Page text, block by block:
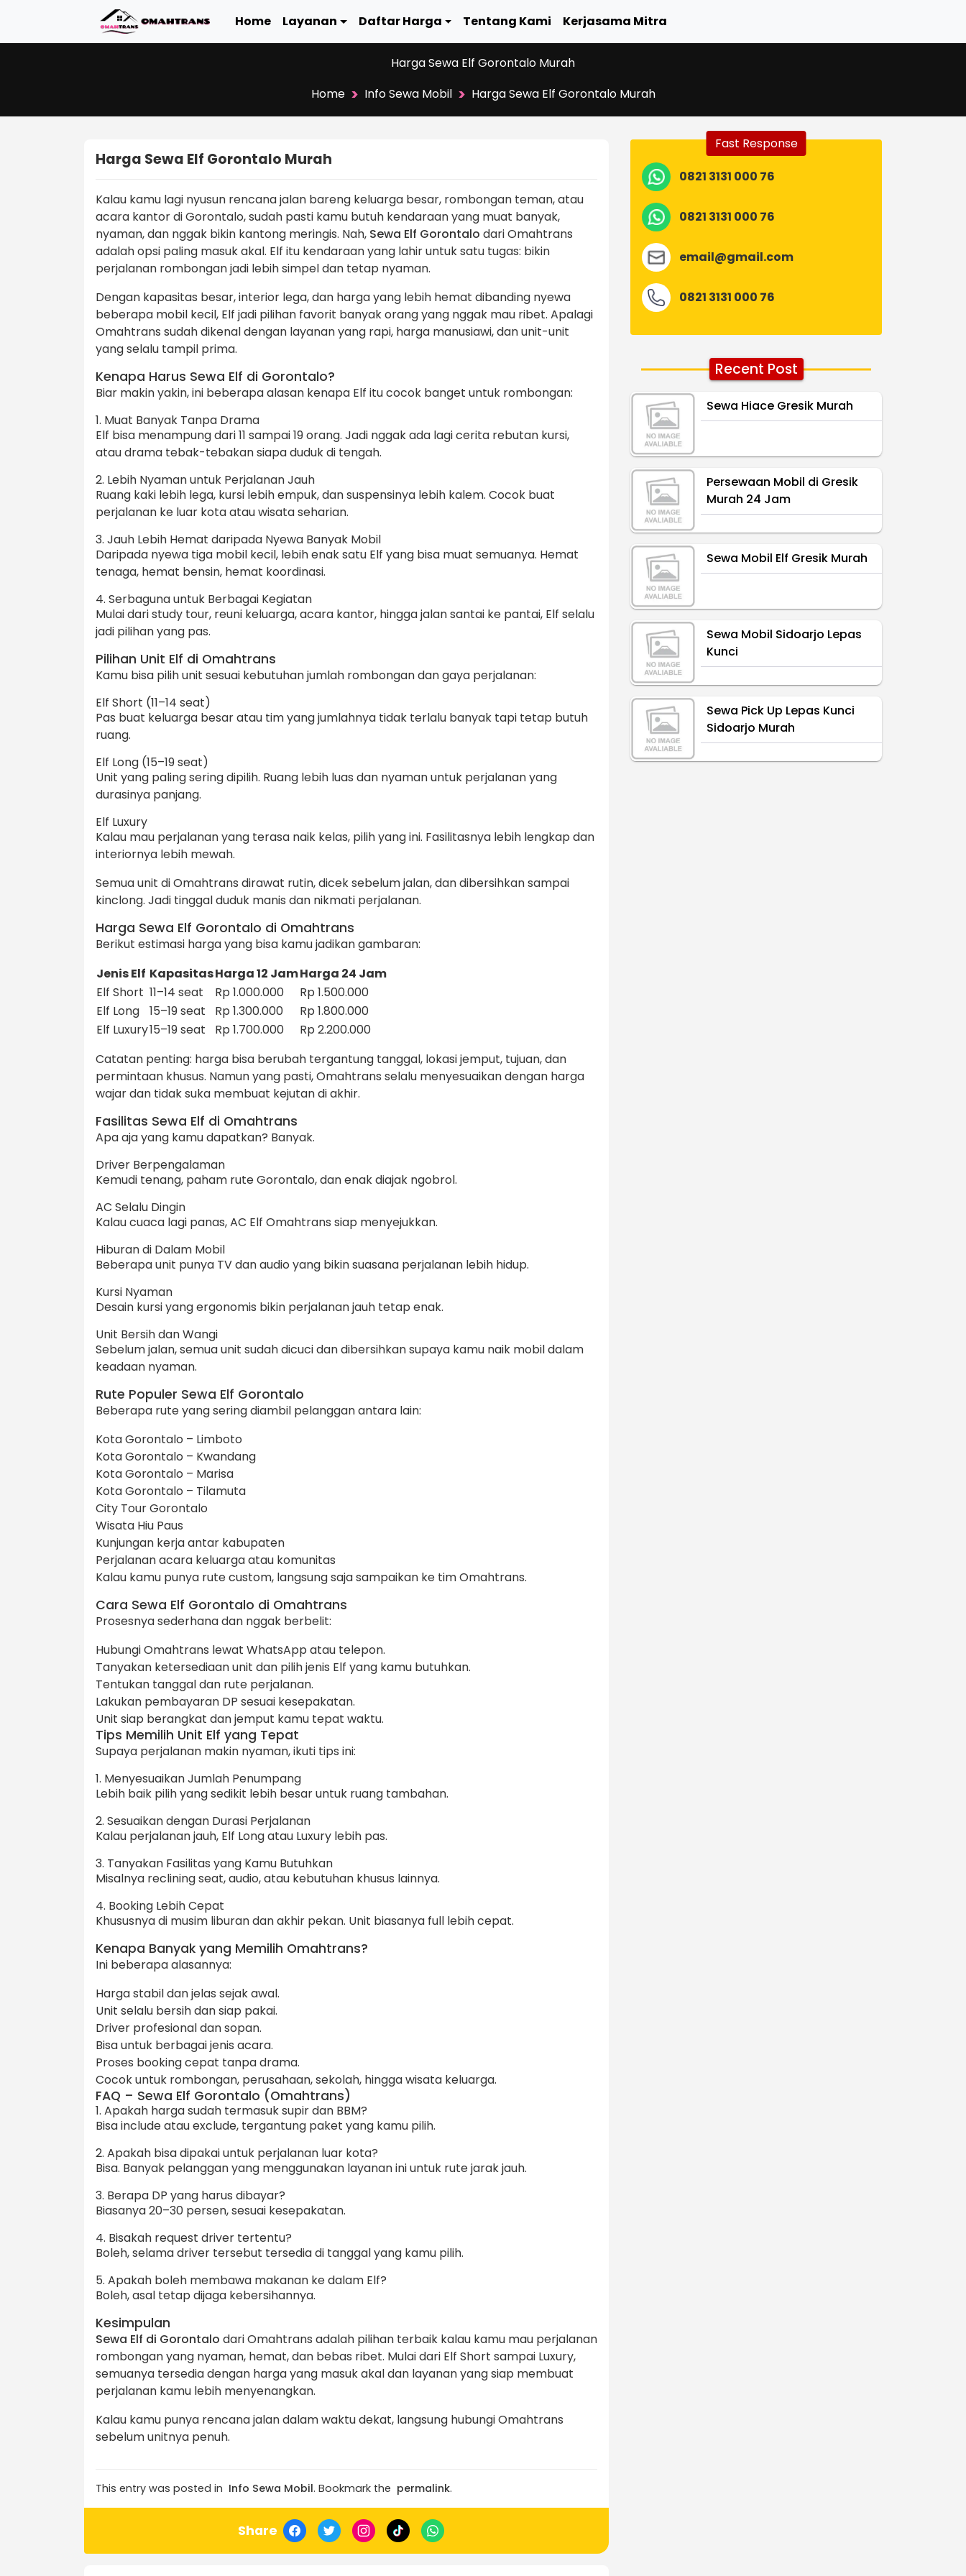
Home Layanan Daftar Harga Tentang Kami Kerjasama Mitra
Harga Sewa Elf Gorontalo Murah
Home > Info Sewa Mobil > Harga Sewa Elf Gorontalo Murah
Harga Sewa Elf Gorontalo Murah
Kalau kamu lagi nyusun rencana jalan bareng keluarga besar, rombongan teman, atau
acara kantor di Gorontalo, sudah pasti kamu butuh kendaraan yang muat banyak,
nyaman, dan nggak bikin kantong meringis. Nah, Sewa Elf Gorontalo dari Omahtrans
adalah opsi paling masuk akal. Elf itu kendaraan yang lahir untuk satu tugas: bikin
perjalanan rombongan jadi lebih simpel dan tetap nyaman.
Dengan kapasitas besar, interior lega, dan harga yang lebih hemat dibanding nyewa
beberapa mobil kecil, Elf jadi pilihan favorit banyak orang yang nggak mau ribet. Apalagi
Omahtrans sudah dikenal dengan layanan yang rapi, harga manusiawi, dan unit-unit
yang selalu tampil prima.
Kenapa Harus Sewa Elf di Gorontalo?
Biar makin yakin, ini beberapa alasan kenapa Elf itu cocok banget untuk rombongan:
1. Muat Banyak Tanpa Drama
Elf bisa menampung dari 11 sampai 19 orang. Jadi nggak ada lagi cerita rebutan kursi,
atau drama tebak-tebakan siapa duduk di tengah.
2. Lebih Nyaman untuk Perjalanan Jauh
Ruang kaki lebih lega, kursi lebih empuk, dan suspensinya lebih kalem. Cocok buat
perjalanan ke luar kota atau wisata seharian.
3. Jauh Lebih Hemat daripada Nyewa Banyak Mobil
Daripada nyewa tiga mobil kecil, lebih enak satu Elf yang bisa muat semuanya. Hemat
tenaga, hemat bensin, hemat koordinasi.
4. Serbaguna untuk Berbagai Kegiatan
Mulai dari study tour, reuni keluarga, acara kantor, hingga jalan santai ke pantai, Elf selalu
jadi pilihan yang pas.
Pilihan Unit Elf di Omahtrans
Kamu bisa pilih unit sesuai kebutuhan jumlah rombongan dan gaya perjalanan:
Elf Short (11–14 seat)
Pas buat keluarga besar atau tim yang jumlahnya tidak terlalu banyak tapi tetap butuh
ruang.
Elf Long (15–19 seat)
Unit yang paling sering dipilih. Ruang lebih luas dan nyaman untuk perjalanan yang
durasinya panjang.
Elf Luxury
Kalau mau perjalanan yang terasa naik kelas, pilih yang ini. Fasilitasnya lebih lengkap dan
interiornya lebih mewah.
Semua unit di Omahtrans dirawat rutin, dicek sebelum jalan, dan dibersihkan sampai
kinclong. Jadi tinggal duduk manis dan nikmati perjalanan.
Harga Sewa Elf Gorontalo di Omahtrans
Berikut estimasi harga yang bisa kamu jadikan gambaran:
Jenis Elf KapasitasHarga 12 JamHarga 24 Jam
Elf Short 11–14 seat Rp 1.000.000
Rp 1.500.000
Elf Long
15–19 seat Rp 1.300.000
Rp 1.800.000
Elf Luxury15–19 seat Rp 1.700.000
Rp 2.200.000
Catatan penting: harga bisa berubah tergantung tanggal, lokasi jemput, tujuan, dan
permintaan khusus. Namun yang pasti, Omahtrans selalu menyesuaikan dengan harga
wajar dan tidak suka membuat kejutan di akhir.
Fasilitas Sewa Elf di Omahtrans
Apa aja yang kamu dapatkan? Banyak.
Driver Berpengalaman
Kemudi tenang, paham rute Gorontalo, dan enak diajak ngobrol.
AC Selalu Dingin
Kalau cuaca lagi panas, AC Elf Omahtrans siap menyejukkan.
Hiburan di Dalam Mobil
Beberapa unit punya TV dan audio yang bikin suasana perjalanan lebih hidup.
Kursi Nyaman
Desain kursi yang ergonomis bikin perjalanan jauh tetap enak.
Unit Bersih dan Wangi
Sebelum jalan, semua unit sudah dicuci dan dibersihkan supaya kamu naik mobil dalam
keadaan nyaman.
Rute Populer Sewa Elf Gorontalo
Beberapa rute yang sering diambil pelanggan antara lain:
Kota Gorontalo – Limboto
Kota Gorontalo – Kwandang
Kota Gorontalo – Marisa
Kota Gorontalo – Tilamuta
City Tour Gorontalo
Wisata Hiu Paus
Kunjungan kerja antar kabupaten
Perjalanan acara keluarga atau komunitas
Kalau kamu punya rute custom, langsung saja sampaikan ke tim Omahtrans.
Cara Sewa Elf Gorontalo di Omahtrans
Prosesnya sederhana dan nggak berbelit:
Hubungi Omahtrans lewat WhatsApp atau telepon.
Tanyakan ketersediaan unit dan pilih jenis Elf yang kamu butuhkan.
Tentukan tanggal dan rute perjalanan.
Lakukan pembayaran DP sesuai kesepakatan.
Unit siap berangkat dan jemput kamu tepat waktu.
Tips Memilih Unit Elf yang Tepat
Supaya perjalanan makin nyaman, ikuti tips ini:
1. Menyesuaikan Jumlah Penumpang
Lebih baik pilih yang sedikit lebih besar untuk ruang tambahan.
2. Sesuaikan dengan Durasi Perjalanan
Kalau perjalanan jauh, Elf Long atau Luxury lebih pas.
3. Tanyakan Fasilitas yang Kamu Butuhkan
Misalnya reclining seat, audio, atau kebutuhan khusus lainnya.
4. Booking Lebih Cepat
Khususnya di musim liburan dan akhir pekan. Unit biasanya full lebih cepat.
Kenapa Banyak yang Memilih Omahtrans?
Ini beberapa alasannya:
Harga stabil dan jelas sejak awal.
Unit selalu bersih dan siap pakai.
Driver profesional dan sopan.
Bisa untuk berbagai jenis acara.
Proses booking cepat tanpa drama.
Cocok untuk rombongan, perusahaan, sekolah, hingga wisata keluarga.
FAQ – Sewa Elf Gorontalo (Omahtrans)
1. Apakah harga sudah termasuk supir dan BBM?
Bisa include atau exclude, tergantung paket yang kamu pilih.
2. Apakah bisa dipakai untuk perjalanan luar kota?
Bisa. Banyak pelanggan yang menggunakan layanan ini untuk rute jarak jauh.
3. Berapa DP yang harus dibayar?
Biasanya 20–30 persen, sesuai kesepakatan.
4. Bisakah request driver tertentu?
Boleh, selama driver tersebut tersedia di tanggal yang kamu pilih.
5. Apakah boleh membawa makanan ke dalam Elf?
Boleh, asal tetap dijaga kebersihannya.
Kesimpulan
Sewa Elf di Gorontalo dari Omahtrans adalah pilihan terbaik kalau kamu mau perjalanan
rombongan yang nyaman, hemat, dan bebas ribet. Mulai dari Elf Short sampai Luxury,
semuanya tersedia dengan harga yang masuk akal dan layanan yang siap membuat
perjalanan kamu lebih menyenangkan.
Kalau kamu punya rencana jalan dalam waktu dekat, langsung hubungi Omahtrans
sebelum unitnya penuh.
This entry was posted in Info Sewa Mobil. Bookmark the permalink.
Share
Fast Response
0821 3131 000 76
0821 3131 000 76
email@gmail.com
0821 3131 000 76
Recent Post
Sewa Hiace Gresik Murah
Persewaan Mobil di Gresik
Murah 24 Jam
Sewa Mobil Elf Gresik Murah
Sewa Mobil Sidoarjo Lepas
Kunci
Sewa Pick Up Lepas Kunci
Sidoarjo Murah